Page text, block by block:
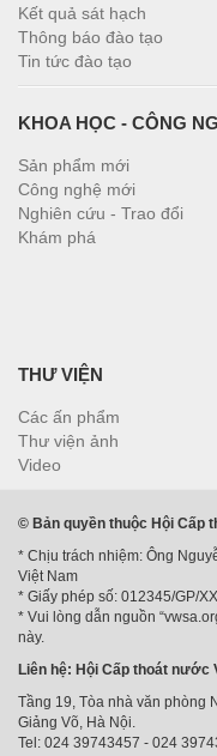
Kết quả sát hạch
Thông báo đào tạo
Tin tức đào tạo
KHOA HỌC - CÔNG
Sản phẩm mới
Công nghệ mới
Nghiên cứu - Trao đổi
Khám phá
THƯ VIỆN
Các ấn phẩm
Thư viện ảnh
Video
© Bản quyền thuộc Hội Cấp
* Chịu trách nhiệm: Ông
Việt Nam
* Giấy phép số: 012345/GP/
* Vui lòng dẫn nguồn
này.
Liên hệ: Hội Cấp thoát nước
Tầng 19, Tòa nhà văn phòng
Giảng Võ, Hà Nội.
Tel: 024 39743457 - 024